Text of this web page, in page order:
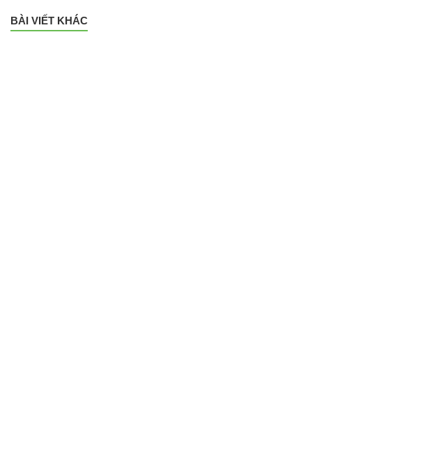
BÀI VIẾT KHÁC